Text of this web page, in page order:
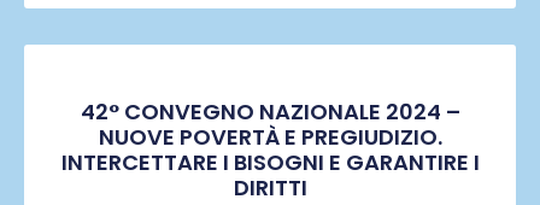
42° CONVEGNO NAZIONALE 2024 –
NUOVE POVERTÀ E PREGIUDIZIO.
INTERCETTARE I BISOGNI E GARANTIRE I
DIRITTI